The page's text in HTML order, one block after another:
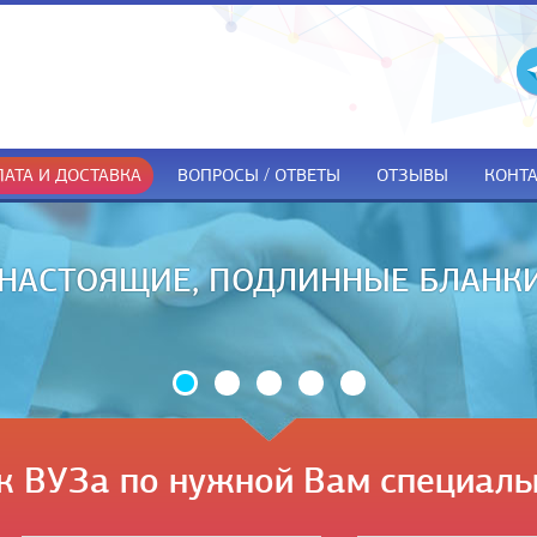
И ДОСТАВКА ВОПРОСЫ / ОТВЕТЫ ОТЗЫВЫ
ТОЛЬКО ПРИ
ВУЗа по нужной Вам